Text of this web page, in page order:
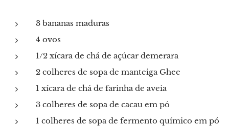
3 bananas maduras
4 ovos
1/2 xícara de chá de açúcar demerara
2 colheres de sopa de manteiga Ghee
1 xícara de chá de farinha de aveia
3 colheres de sopa de cacau em pó
1 colheres de sopa de fermento químico em pó